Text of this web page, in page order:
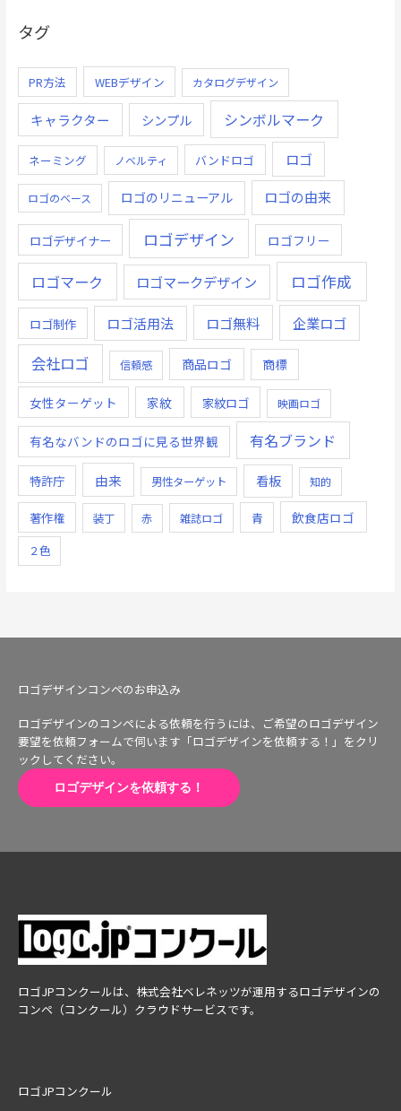
タグ
PR方法 WEBデザイン カタログデザイン
キャラクター シンプル シンボルマーク
ネーミング ノベルティ バンドロゴ ロゴ
ロゴのベース ロゴのリニューアル ロゴの由来
ロゴデザイナー ロゴデザイン ロゴフリー
ロゴマーク ロゴマークデザイン ロゴ作成
ロゴ制作 ロゴ活用法 ロゴ無料 企業ロゴ
会社ロゴ 信頼感 商品ロゴ 商標
女性ターゲット 家紋 家紋ロゴ 映画ロゴ
有名なバンドのロゴに見る世界観 有名ブランド
特許庁 由来 男性ターゲット 看板 知的
著作権 装丁 赤 雑誌ロゴ 青 飲食店ロゴ
２色
ロゴデザインコンペのお申込み
ロゴデザインのコンペによる依頼を行うには、ご希望のロゴデザイン
要望を依頼フォームで伺います「ロゴデザインを依頼する！」をクリ
ックしてください。
ロゴデザインを依頼する！
ロゴJPコンクールは、株式会社ベレネッツが運用するロゴデザインの
コンペ（コンクール）クラウドサービスです。
ロゴJPコンクール